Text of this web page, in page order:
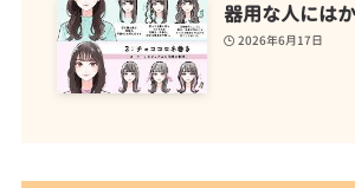
器用な人には
2026年6月17日